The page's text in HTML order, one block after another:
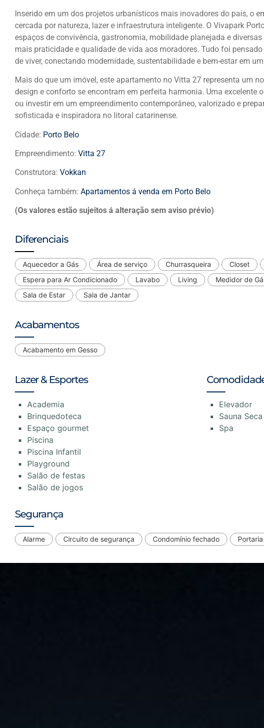
Inserido em um dos projetos urbanísticos mais inovadores do país, o
cercada por natureza, lazer e infraestrutura inteligente. O Vivapark
espaços de convivência, gastronomia, mobilidade planejada e
mais praticidade e qualidade de vida aos moradores. Tudo foi
de viver, conectando modernidade, sustentabilidade e bem-estar em
Mais do que um imóvel, este apartamento no Vitta 27 representa um
design e conforto se encontram em perfeita harmonia. Uma excelente
ou investir em um empreendimento contemporâneo, valorizado e
sofisticada e inspiradora no litoral catarinense.
Cidade: Porto Belo
Empreendimento: Vitta 27
Construtora: Vokkan
Conheça também: Apartamentos á venda em Porto Belo
(Os valores estão sujeitos á alteração sem aviso prévio)
Diferenciais
Aquecedor a Gás Área de serviço Churrasqueira Closet
Espera para Ar Condicionado
Lavabo Living Medidor de
Sala de Estar
Sala de Jantar
Acabamentos
Acabamento em Gesso
Lazer & Esportes
Academia
Brinquedoteca
Espaço gourmet
Piscina
Piscina Infantil
Playground
Salão de festas
Salão de jogos
Elevador
Sauna Seca
Spa
Segurança
Alarme Circuito de segurança Condomínio fechado